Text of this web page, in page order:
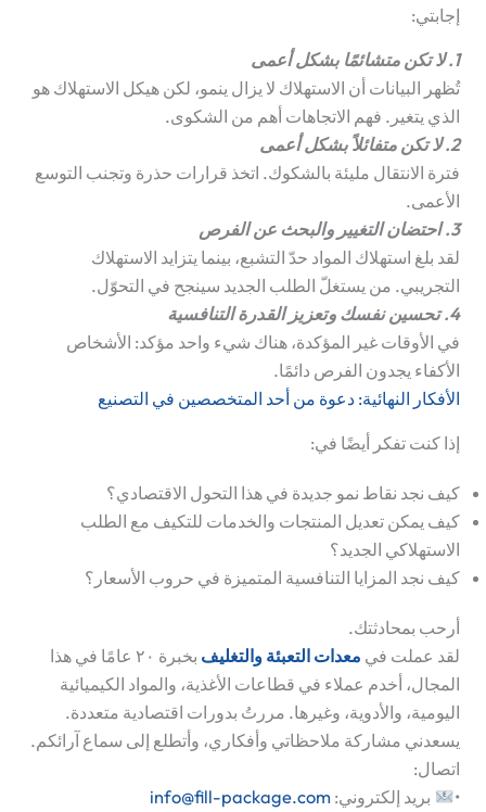
إجابتي:
1. لا تكن متشائمًا بشكل أعمى
تُظهر البيانات أن الاستهلاك لا يزال ينمو، لكن هيكل الاستهلاك هو
الذي يتغير. فهم الاتجاهات أهم من الشكوى.
2. لا تكن متفائلاً بشكل أعمى
فترة الانتقال مليئة بالشكوك. اتخذ قرارات حذرة وتجنب التوسع
الأعمى.
3. احتضان التغيير والبحث عن الفرص
لقد بلغ استهلاك المواد حدّ التشبع، بينما يتزايد الاستهلاك
التجريبي. من يستغلّ الطلب الجديد سينجح في التحوّل.
4. تحسين نفسك وتعزيز القدرة التنافسية
في الأوقات غير المؤكدة، هناك شيء واحد مؤكد: الأشخاص
الأكفاء يجدون الفرص دائمًا.
الأفكار النهائية: دعوة من أحد المتخصصين في التصنيع
إذا كنت تفكر أيضًا في:
كيف نجد نقاط نمو جديدة في هذا التحول الاقتصادي؟
كيف يمكن تعديل المنتجات والخدمات للتكيف مع الطلب
الاستهلاكي الجديد؟
كيف نجد المزايا التنافسية المتميزة في حروب الأسعار؟
أرحب بمحادثتك.
لقد عملت في معدات التعبئة والتغليف
بخبرة ٢٠ عامًا في هذا
المجال، أخدم عملاء في قطاعات الأغذية، والمواد الكيميائية
اليومية، والأدوية، وغيرها. مررتُ بدورات اقتصادية متعددة.
يسعدني مشاركة ملاحظاتي وأفكاري، وأتطلع إلى سماع آرائكم.
اتصال:
•
بريد إلكتروني:
info@fill-package.com